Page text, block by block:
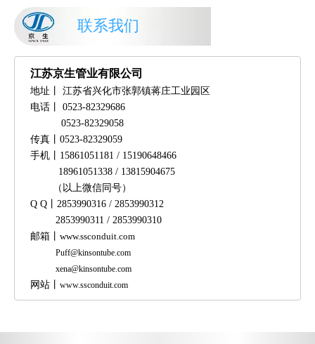
联系我们
江苏京生管业有限公司
地址丨 江苏省兴化市张郭镇蒋庄工业园区
电话丨 0523-82329686
0523-82329058
传真丨 0523-82329059
手机
15861051181 / 15190648466
18961051338 / 13815904675
（以上微信同号）
Q Q
2853990316 / 2853990312
2853990311 / 2853990310
邮箱
www.ssconduit.com
Puff@kinsontube.com
xena@kinsontube.com
网站 www.ssconduit.com